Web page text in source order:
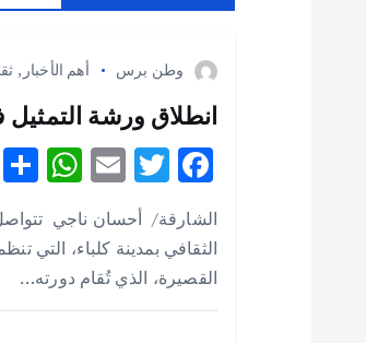
وطن برس أهم الأخبار ,
انطلاق ورشة التمثيل
F
e
b
o
T
w
it
te
r
E
m
ai
l
W
at
s
A
h
الشارقة/ أحسان ناجي
الثقافي بمدينة كلباء، التي
القصيرة، الذي تُقام دورته…